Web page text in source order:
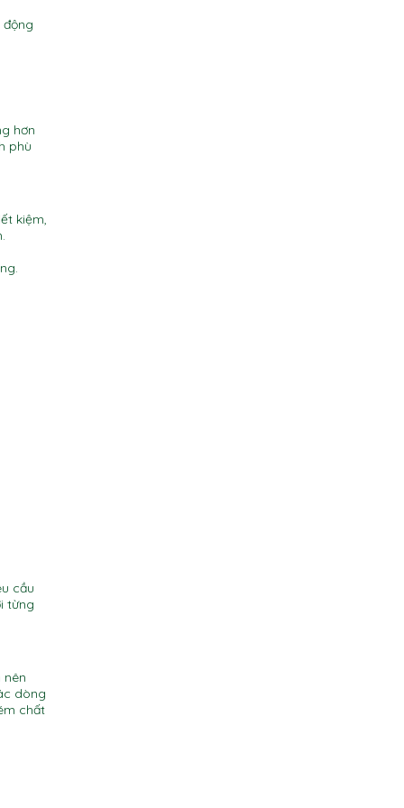
hơn
phù
kiệm,
cầu
từng
dòng
chất